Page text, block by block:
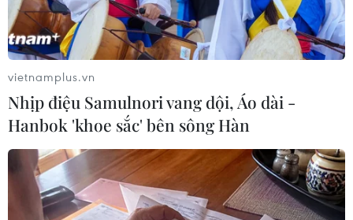
#Trung tâm ASEAN-Trung Quốc
#Chính phủ Trung Quốc
Trung Quốc
Theo dõi VietnamPlus
vietnamplus.vn
Nhịp điệu Samulnori vang dội, Áo dài -
Hanbok 'khoe sắc' bên sông Hàn